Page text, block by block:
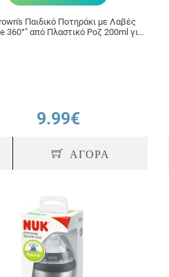
Παιδικό Ποτηράκι με Λαβές
360°" από Πλαστικό Ροζ 200ml για
9.99€
ΑΓΟΡΑ